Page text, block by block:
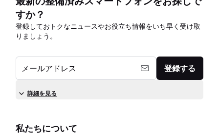
すか？
登録しておトクなニュースやお役立ち情報をいち早く受け取
りましょう。
メールアドレス 登録する
詳細を見る
私たちについて